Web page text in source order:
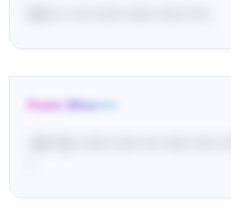
From: Wha•••••